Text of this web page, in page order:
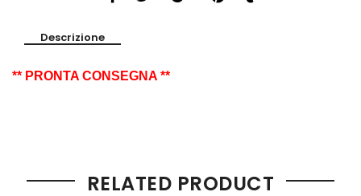
Descrizione
** PRONTA CONSEGNA **
RELATED PRODUCT